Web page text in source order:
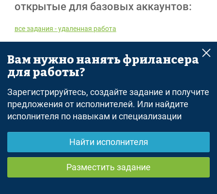
открытые для базовых аккаунтов:
все задания - удаленная работа
Реклама
© 2026 freelance.ru
Помощь
Вам нужно нанять фрилансера
для работы?
Зарегистрируйтесь, создайте задание и получите
предложения от исполнителей. Или найдите
исполнителя по навыкам и специализации
Найти исполнителя
Разместить задание